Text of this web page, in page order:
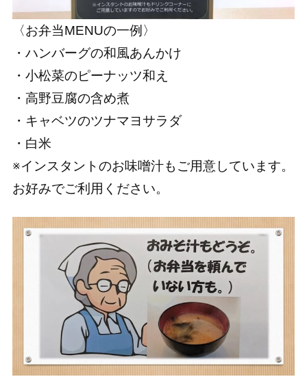
〈お弁当MENUの一例〉
・ハンバーグの和風あんかけ
・小松菜のピーナッツ和え
・高野豆腐の含め煮
・キャベツのツナマヨサラダ
・白米
※インスタントのお味噌汁もご用意しています。
お好みでご利用ください。